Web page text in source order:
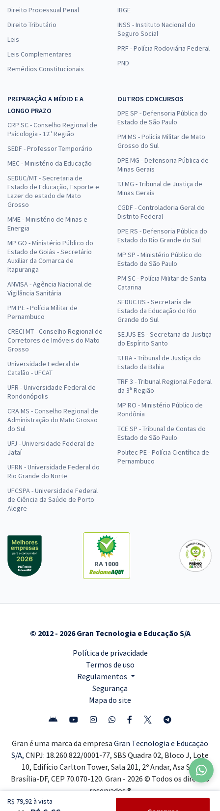
R$ 79,92 à vista
Direito Processual Penal
Direito Tributário
Leis
Leis Complementares
Remédios Constitucionais
IBGE
INSS - Instituto Nacional do
Seguro Social
PRF - Polícia Rodoviária Federal
PND
PREPARAÇÃO A MÉDIO E A
LONGO PRAZO
CRP SC - Conselho Regional de
Psicologia - 12ª Região
SEDF - Professor Temporário
MEC - Ministério da Educação
SEDUC/MT - Secretaria de
Estado de Educação, Esporte e
Lazer do estado de Mato
Grosso
MME - Ministério de Minas e
Energia
MP GO - Ministério Público do
Estado de Goiás - Secretário
Auxiliar da Comarca de
Itapuranga
ANVISA - Agência Nacional de
Vigilância Sanitária
PM PE - Polícia Militar de
Pernambuco
CRECI MT - Conselho Regional de
Corretores de Imóveis do Mato
Grosso
Universidade Federal de
Catalão - UFCAT
UFR - Universidade Federal de
Rondonópolis
CRA MS - Conselho Regional de
Administração do Mato Grosso
do Sul
UFJ - Universidade Federal de
Jataí
UFRN - Universidade Federal do
Rio Grande do Norte
UFCSPA - Universidade Federal
de Ciência da Saúde de Porto
Alegre
OUTROS CONCURSOS
DPE SP - Defensoria Pública do
Estado de São Paulo
PM MS - Polícia Militar de Mato
Grosso do Sul
DPE MG - Defensoria Pública de
Minas Gerais
TJ MG - Tribunal de Justiça de
Minas Gerais
CGDF - Controladoria Geral do
Distrito Federal
DPE RS - Defensoria Pública do
Estado do Rio Grande do Sul
MP SP - Ministério Público do
Estado de São Paulo
PM SC - Polícia Militar de Santa
Catarina
SEDUC RS - Secretaria de
Estado da Educação do Rio
Grande do Sul
SEJUS ES - Secretaria da Justiça
do Espírito Santo
TJ BA - Tribunal de Justiça do
Estado da Bahia
TRF 3 - Tribunal Regional Federal
da 3ª Região
MP RO - Ministério Público de
Rondônia
TCE SP - Tribunal de Contas do
Estado de São Paulo
Politec PE - Polícia Científica de
Pernambuco
RA 1000
© 2012 - 2026 Gran Tecnologia e Educação S/A
Política de privacidade
Termos de uso
Regulamentos
Segurança
Mapa do site
Gran é uma marca da empresa Gran Tecnologia e Educação
S/A, CNPJ: 18.260.822/0001-77, SBS Quadra 02, Bloco J, Lote
10, Edifício Carlton Tower, Sala 201, 2º Andar, Asa Sul,
Brasília-DF, CEP 70.070-120. Gran - 2026 © Todos os direitos
reservados ®